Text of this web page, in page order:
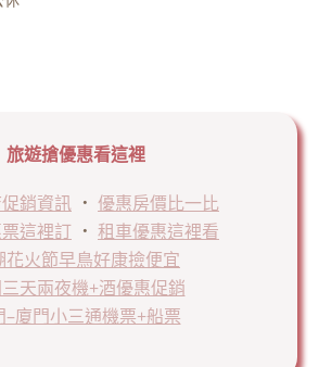
旅遊搶優惠看這裡
銷資訊 ． 優惠房價比一比
這裡訂 ． 租車優惠這裡看
花火節早鳥好康撿便宜
天兩夜機+酒優惠促銷
–廈門小三通機票+船票